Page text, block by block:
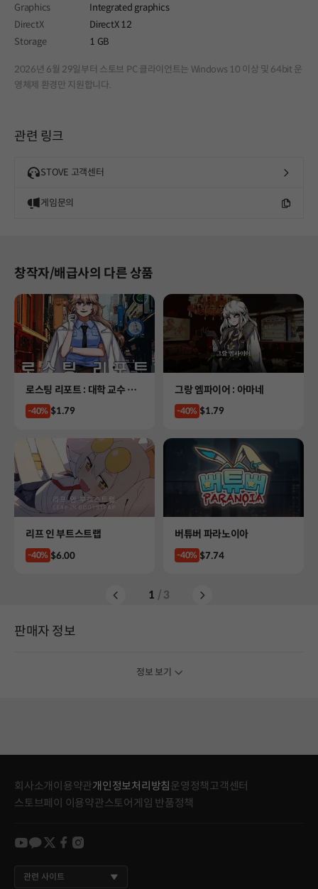
Graphics
Integrated graphics
DirectX
DirectX 12
Storage
1 GB
2026년 6월 29일부터 스토브 PC 클라이언트는 Windows 10 이상 및 64bit 운
영체제 환경만 지원합니다.
관련 링크
STOVE 고객센터
게임문의
창작자/배급사의 다른 상품
Product
로스팅 리포트 : 대학 교수 살
인사건
-40% Price
$1.79
Product
그랑 엠파이어 : 아마네
-40% Price
$1.79
Product
리프 인 부트스트랩
-40% Price
$6.00
Product
버튜버 파라노이아
-40% Price
$7.74
1 / 3
판매자 정보
정보 보기
회사소개 이용약관개인정보처리방침 운영정책고객센터
스토브페이 이용약관스토어게임 반품정책
youtube
kakao
twitter
facebook
instagram
관련 사이트